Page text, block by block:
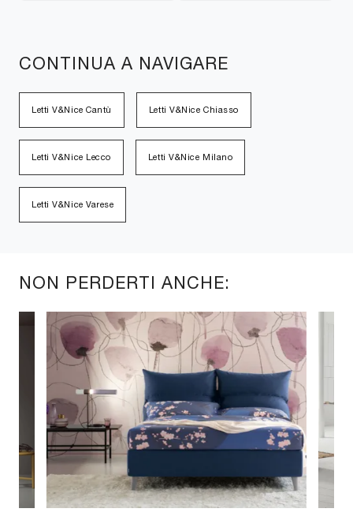
CONTINUA A NAVIGARE
Letti V&Nice Cantù Letti V&Nice Chiasso
Letti V&Nice Lecco Letti V&Nice Milano
Letti V&Nice Varese
NON PERDERTI ANCHE: